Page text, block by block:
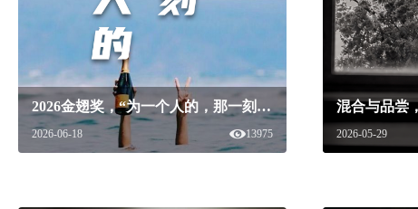
2026金翅奖，“为一个人的，那一刻”而设计~#白酒美学盛典 #白酒美学产品 #2026金翅奖#白酒美学
2026-06-18 13975 2026-05-29